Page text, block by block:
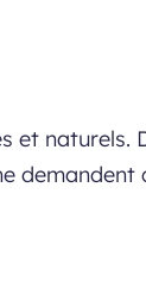
et naturels.
demandent